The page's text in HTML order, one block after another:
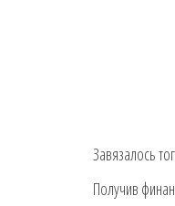
Завязалось
Получив